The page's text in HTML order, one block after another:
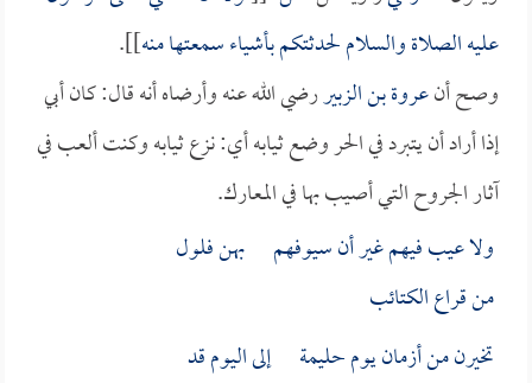
عليه الصلاة والسلام لحدثتكم بأشياء سمعتها منه]].
وصح أنعروة بن الزبيررضي الله عنه وأرضاه أنه قال: كان أبي
إذا أراد أن يتبرد في الحر وضع ثيابه أي: نزع ثيابه وكنت ألعب في
آثار الجروح التي أصيب بها في المعارك.
ولا عيب فيهم غير أن سيوفهم بهن فلول
من قراع الكتائب
تخيرن من أزمان يوم حليمة إلى اليوم قد